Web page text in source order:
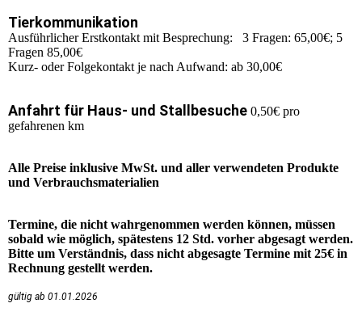
Tierkommunikation
Ausführlicher Erstkontakt mit Besprechung: 3 Fragen: 65,00€; 5
Fragen 85,00€
Kurz- oder Folgekontakt je nach Aufwand: ab 30,00€
Anfahrt für Haus- und Stallbesuche 0,50€ pro
gefahrenen km
Alle Preise inklusive MwSt. und aller verwendeten Produkte
und Verbrauchsmaterialien
Termine, die nicht wahrgenommen werden können, müssen
sobald wie möglich, spätestens 12 Std. vorher abgesagt werden.
Bitte um Verständnis, dass nicht abgesagte Termine mit 25€ in
Rechnung gestellt werden.
gültig ab 01.01.2026